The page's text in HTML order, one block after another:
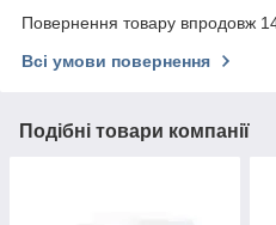
Повернення товару впродовж
Всі умови повернення
Подібні товари компанії